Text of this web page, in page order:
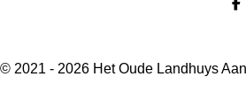
D
n
© 2021 - 2026 Het Oude Landhuys